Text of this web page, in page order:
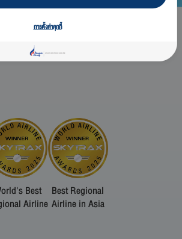
Best
Airline
Best Regional
Airline in Asia
การตั้งค่าคุกกี้